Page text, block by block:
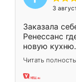
3
Заказала
Ренессанс
новую
вполне
два года,
Читать